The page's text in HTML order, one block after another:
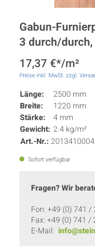
Gabun-
3 durch/
17,37 €*/m²
Preise inkl. MwSt. zzgl.
Länge:
2500 mm
Breite:
1220 mm
Stärke:
4 mm
Gewicht: 2.4 kg/m²
Art.-Nr.:
Sofort verfügbar
Fragen? Wir
Fon: +49 (0) 741 /
Fax: +49 (0) 741 /
E-Mail: